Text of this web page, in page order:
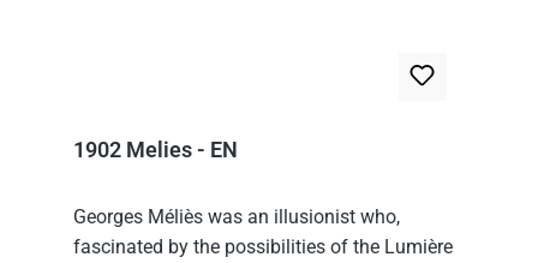
1902 Melies - EN
Georges Méliès was an illusionist who,
fascinated by the possibilities of the Lumière